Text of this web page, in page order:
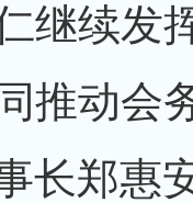
继续发
推动会
长郑惠